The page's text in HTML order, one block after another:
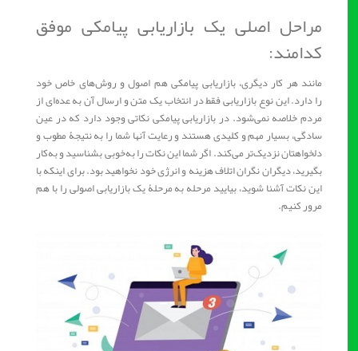
مراحل اصلی یک بازاریابی پیامکی موفق
کدامند:
مانند هر کار دیگری، بازاریابی پیامکی هم اصول و روش‌های خاص خود
را دارد. این نوع بازاریابی فقط در انتخاب یک متن و ارسال آن به عده‌ای از
مردم خلاصه نمی‌شود. در بازاریابی پیامکی نکاتی وجود دارد که در عین
سادگی، بسیار مهم و کلیدی هستند و رعایت آنها شما را به نتیجۀ مطوب و
دلخواهتان نزدیک‌تر می‌کند. اگر شما این نکات را به‌خوبی بشناسید و به‌کار
بگیرید، دیگران نگران اتلاف هزینه و انرژی خود نخواهید بود. برای اینکه با
این نکات آشنا شوید، بیایید مرحله به مرحلۀ یک بازاریابی اصولی را با هم
مرور کنیم.